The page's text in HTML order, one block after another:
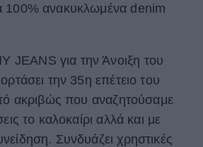
100% ανακυκλωμένα denim
JEANS για την Άνοιξη του
την 35η επέτειο του
ακριβώς που αναζητούσαμε
το καλοκαίρι αλλά και με
Συνδυάζει χρηστικές